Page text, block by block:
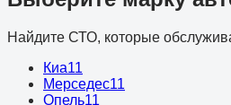
Найдите СТО, которые
Киа11
Мерседес11
Опель11